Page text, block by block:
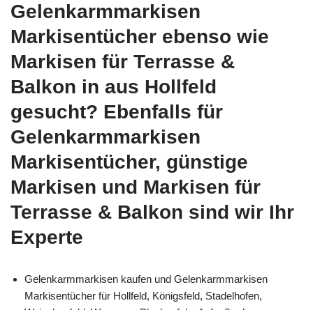
Gelenkarmmarkisen
Markisentücher ebenso wie
Markisen für Terrasse &
Balkon in aus Hollfeld
gesucht? Ebenfalls für
Gelenkarmmarkisen
Markisentücher, günstige
Markisen und Markisen für
Terrasse & Balkon sind wir Ihr
Experte
Gelenkarmmarkisen kaufen und Gelenkarmmarkisen
Markisentücher für Hollfeld, Königsfeld, Stadelhofen,